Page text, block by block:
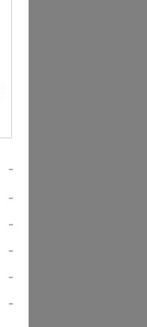
-
-
-
-
-
-